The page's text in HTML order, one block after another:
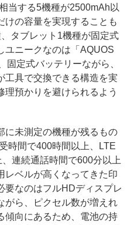
当する5機種が2500mAh以
けの容量を実現することも
タブレット1機種が固定式
ユニークなのは「AQUOS
固定式バッテリーながら、
工具で交換できる構造を実
預かりを避けられるよう
未測定の機種が残るもの
時間で400時間以上、LTE
連続通話時間で600分以上
レベルが高くなってきた印
要なのはフルHDディスプレ
がら、ピクセル数が増えれ
傾向にあるため、電池の持